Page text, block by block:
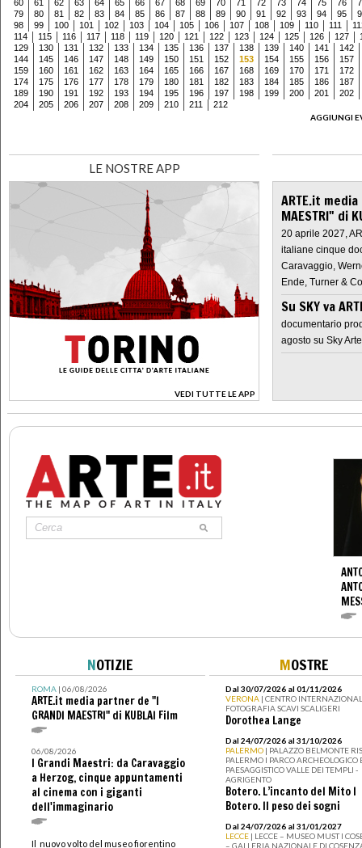
60 61 62 63 64 65 66 67 68 69 70 71 72 73 74 75 76
79
80 81 82 83 84 85 86 87 88 89 90 91 92 93 94 95
98
99 100 101 102 103 104 105 106 107 108 109 110 111
114
115 116 117 118 119 120 121 122 123 124 125 126 127
129
130 131 132 133 134 135 136 137 138 139 140 141
142
144
145 146 147 148 149 150 151 152 153 154 155 156
157
159
160 161 162 163 164 165 166 167 168 169 170 171
172
174
175 176 177 178 179 180 181 182 183 184 185 186
187
189
190 191 192 193 194 195 196 197 198 199 200 201
202
204
205 206 207 208 209 210 211
212
AGGIUNGI
LE NOSTRE APP
VEDI TUTTE LE APP
>
ARTE.it
MAESTRI" di
20 aprile 2027,
italiane cinque
Caravaggio,
Ende, Turner &
Su SKY va
documentario
agosto su Sky Arte
NOTIZIE
ROMA| 06/08/2026
ARTE.it media partner de "I
GRANDI MAESTRI" di KUBLAI Film
06/08/2026
I Grandi Maestri: da Caravaggio
a Herzog, cinque appuntamenti
al cinema con i giganti
dell'immaginario
Il nuovo volto del museo fiorentino
MOSTRE
Dal 30/07/2026 al 01/11/2026
VERONA | CENTRO
FOTOGRAFIA SCAVI SCALIGERI
Dorothea Lange
Dal 24/07/2026 al 31/10/2026
PALERMO | PALAZZO BELMONTE
PALERMO I PARCO ARCHEOLOGICO
PAESAGGISTICO VALLE DEI TEMPLI -
AGRIGENTO
Botero. L’incanto del Mito I
Botero. Il peso dei sogni
Dal 24/07/2026 al 31/01/2027
LECCE | LECCE – MUSEO MUST I
– GALLERIA NAZIONALE DI